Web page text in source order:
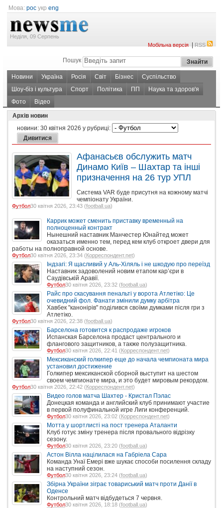
Мова: рос укр eng
Неділя, 09 Серпень
Мобільна версія|RSS
Пошук
Новини Україна Росія Світ Бізнес
Суспільство
Шоу-біз і культура
Спорт Політика ПП
Наука та здоров'я
Фото
Відео
Архів новин
новини: 30 квітня 2026 у рубриці:
Афанасьєв обслужить матч
Динамо Київ – Шахтар та інші
призначення на 26 тур УПЛ
Система VAR буде присутня на кожному матчі
чемпіонату України.
Футбол30 квітня 2026, 23:43 (football.ua)
Каррик может сменить приставку временный на
полноценный контракт
Нынешний наставник Манчестер Юнайтед может
оказаться именно тем, перед кем клуб откроет двери для
работы на полноправной основе.
Футбол30 квітня 2026, 23:34 (Корреспондент.net)
Індзагі: Я щасливий у Аль-Хіляль і не шкодую про переїзд
Наставник задоволений новим етапом кар’єри в
Саудівській Аравії.
Футбол30 квітня 2026, 23:32 (football.ua)
Райс про скасування пенальті у ворота Атлетіко: Це
очевидний фол. Фанати змінили думку арбітра
Хавбек "канонірів" поділився своїми думками після гри з
Атлетіко.
Футбол30 квітня 2026, 22:38 (football.ua)
Барселона готовится к распродаже игроков
Испанская Барселона продаст центрального и
флангового защитников, а также полузащитника.
Футбол30 квітня 2026, 22:41 (Корреспондент.net)
Мексиканский голкипер еще до начала чемпионата мира
установил достижение
Голкипер мексиканской сборной выступит на шестом
своем чемпионате мира, и это будет мировым рекордом.
Футбол30 квітня 2026, 22:42 (Корреспондент.net)
Видео голов матча Шахтер - Кристал Пэлас
Донецкая команда и английский клуб принимают участие
в первой полуфинальной игре Лиги конференций.
Футбол30 квітня 2026, 23:02 (Корреспондент.net)
Мотта у шортлисті на пост тренера Аталанти
Клуб готує зміну тренера після провального відрізку
сезону.
Футбол30 квітня 2026, 23:20 (football.ua)
Астон Вілла націлилася на Габріела Сара
Команда Унаї Емері вже шукає способи посилення складу
на наступний сезон.
Футбол30 квітня 2026, 23:24 (football.ua)
Збірна України зіграє товариський матч проти Данії в
Оденсе
Контрольний матч відбудеться 7 червня.
Футбол30 квітня 2026, 18:18 (football.ua)